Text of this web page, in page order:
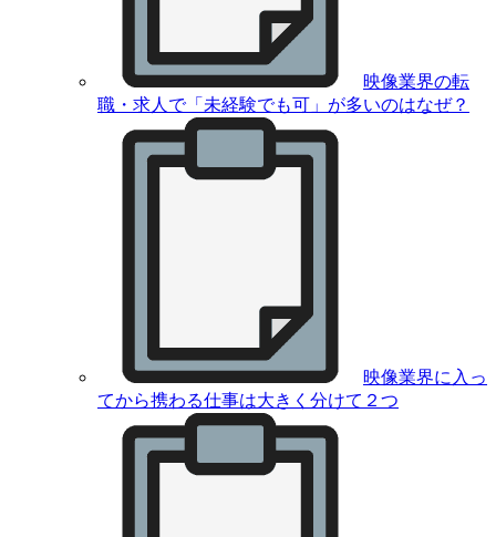
映像業界の転
職・求人で「未経験でも可」が多いのはなぜ？
映像業界に入っ
てから携わる仕事は大きく分けて２つ